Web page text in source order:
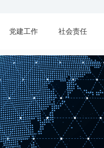
党建工作 社会责任